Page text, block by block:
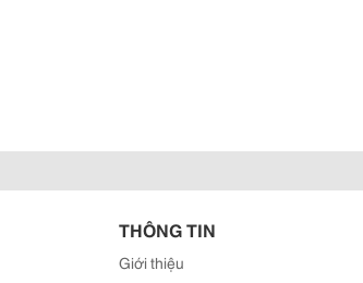
THÔNG TIN
Giới thiệu